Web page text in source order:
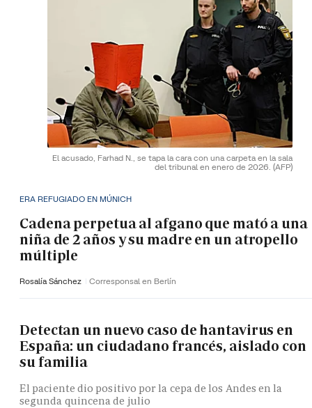
El acusado, Farhad N., se tapa la cara con una carpeta en la sala
del tribunal en enero de 2026. (AFP)
ERA REFUGIADO EN MÚNICH
Cadena perpetua al afgano que mató a una
niña de 2 años y su madre en un atropello
múltiple
Rosalía Sánchez Corresponsal en Berlín
Detectan un nuevo caso de hantavirus en
España: un ciudadano francés, aislado con
su familia
El paciente dio positivo por la cepa de los Andes en la
segunda quincena de julio